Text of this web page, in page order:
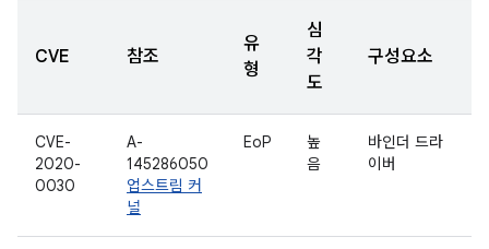
CVE 참조
유
형
심
각
도
구성요소
CVE-
2020-
0030
A-
145286050
업스트림 커
널
EoP
높
음
바인더 드라
이버